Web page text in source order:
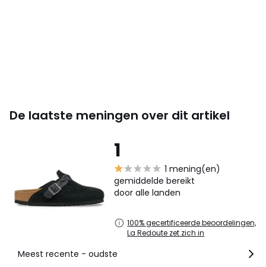
De laatste meningen over dit artikel
1
1 mening(en)
gemiddelde bereikt
door alle landen
100% gecertificeerde beoordelingen,
La Redoute zet zich in
Meest recente - oudste